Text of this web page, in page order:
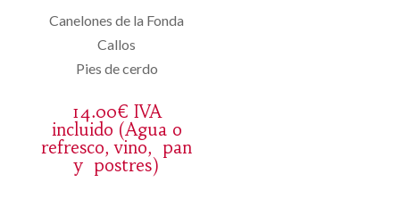
Canelones de la Fonda
Callos
Pies de cerdo
14.00€ IVA
incluido (Agua o
refresco, vino, pan
y postres)